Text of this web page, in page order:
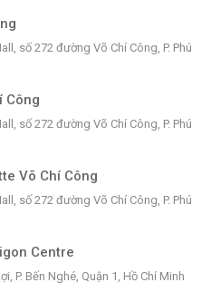
số 272 đường Võ Chí Công, P. Phú
Công
số 272 đường Võ Chí Công, P. Phú
Võ Chí Công
số 272 đường Võ Chí Công, P. Phú
Centre
P. Bến Nghé, Quận 1, Hồ Chí Minh